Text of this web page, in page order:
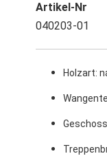
Artikel-Nr
040203-01
Holzart: